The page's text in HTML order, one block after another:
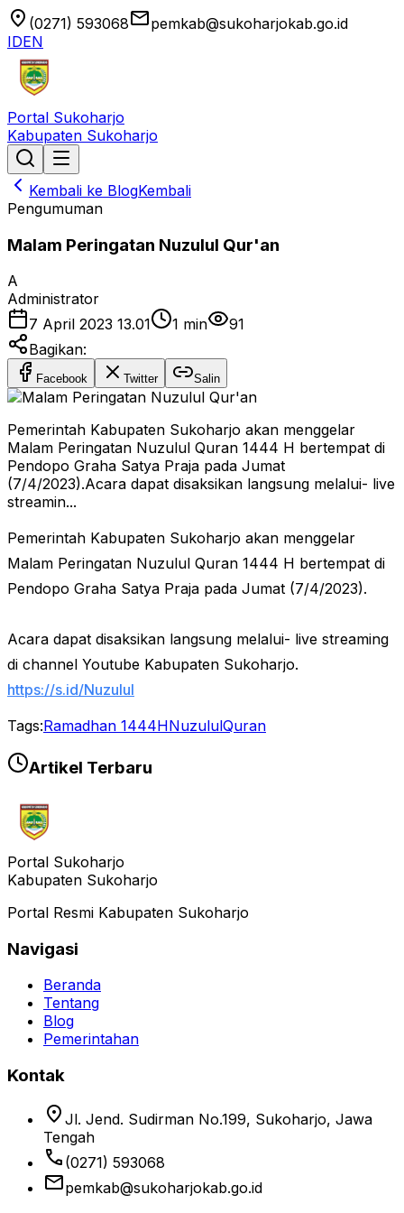
location_on (0271) 593068emailpemkab@sukoharjokab.go.id
IDEN
Portal Sukoharjo
Kabupaten Sukoharjo
Kembali ke BlogKembali
Pengumuman
Malam Peringatan Nuzulul Qur'an
A
Administrator
7 April 2023 13.01
1 min
91
Bagikan:
Facebook Twitter Salin
Pemerintah Kabupaten Sukoharjo akan menggelar
Malam Peringatan Nuzulul Quran 1444 H bertempat di
Pendopo Graha Satya Praja pada Jumat
(7/4/2023).Acara dapat disaksikan langsung melalui- live
streamin...
Pemerintah Kabupaten Sukoharjo akan menggelar
Malam Peringatan Nuzulul Quran 1444 H bertempat di
Pendopo Graha Satya Praja pada Jumat (7/4/2023).
Acara dapat disaksikan langsung melalui- live streaming
di channel Youtube Kabupaten Sukoharjo.
https://s.id/Nuzulul
Tags:Ramadhan 1444HNuzululQuran
Artikel Terbaru
Portal Sukoharjo
Kabupaten Sukoharjo
Portal Resmi Kabupaten Sukoharjo
Navigasi
Beranda
Tentang
Blog
Pemerintahan
Kontak
location_on Jl. Jend. Sudirman No.199, Sukoharjo, Jawa
Tengah
phone (0271) 593068
emailpemkab@sukoharjokab.go.id